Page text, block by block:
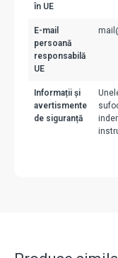
în UE
E-mail
persoană
responsabilă
UE
Informații și
avertismente
de siguranță